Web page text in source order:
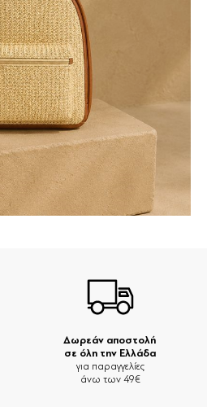
Δωρεάν αποστολή
σε όλη την Ελλάδα
για παραγγελίες
άνω των 49€